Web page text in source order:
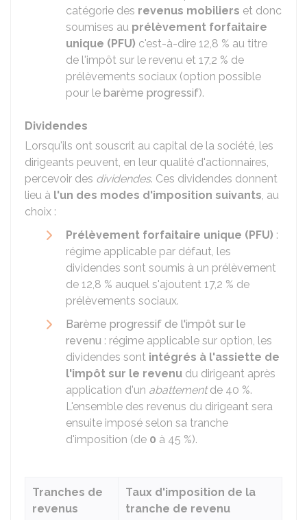
catégorie des revenus mobiliers et donc
soumises au prélèvement forfaitaire
unique (PFU) c'est-à-dire 12,8 % au titre
de l'impôt sur le revenu et 17,2 % de
prélèvements sociaux (option possible
pour le barème progressif).
Dividendes
Lorsqu'ils ont souscrit au capital de la société, les
dirigeants peuvent, en leur qualité d'actionnaires,
percevoir des dividendes. Ces dividendes donnent
lieu à l'un des modes d'imposition suivants, au
choix :
Prélèvement forfaitaire unique (PFU) :
régime applicable par défaut, les
dividendes sont soumis à un prélèvement
de 12,8 % auquel s'ajoutent 17,2 % de
prélèvements sociaux.
Barème progressif de l'impôt sur le
revenu : régime applicable sur option, les
dividendes sont intégrés à l'assiette de
l'impôt sur le revenu du dirigeant après
application d'un abattementde 40 %.
L'ensemble des revenus du dirigeant sera
ensuite imposé selon sa tranche
d'imposition (de 0 à 45 %).
Tranches de
revenus
Taux d'imposition de la
tranche de revenu